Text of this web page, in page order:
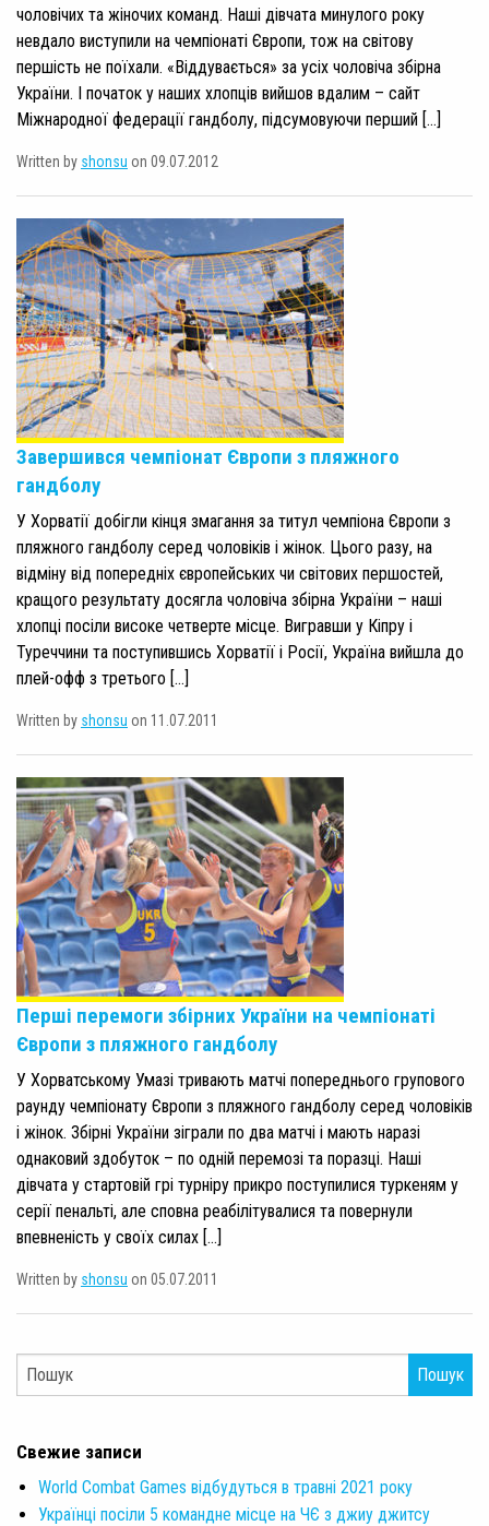
чоловічих та жіночих команд. Наші дівчата минулого року
невдало виступили на чемпіонаті Європи, тож на світову
першість не поїхали. «Віддувається» за усіх чоловіча збірна
України. І початок у наших хлопців вийшов вдалим – сайт
Міжнародної федерації гандболу, підсумовуючи перший […]
Written by shonsu on 09.07.2012
Завершився чемпіонат Європи з пляжного
гандболу
У Хорватії добігли кінця змагання за титул чемпіона Європи з
пляжного гандболу серед чоловіків і жінок. Цього разу, на
відміну від попередніх європейських чи світових першостей,
кращого результату досягла чоловіча збірна України – наші
хлопці посіли високе четверте місце. Вигравши у Кіпру і
Туреччини та поступившись Хорватії і Росії, Україна вийшла до
плей-офф з третього […]
Written by shonsu on 11.07.2011
Перші перемоги збірних України на чемпіонаті
Європи з пляжного гандболу
У Хорватському Умазі тривають матчі попереднього групового
раунду чемпіонату Європи з пляжного гандболу серед чоловіків
і жінок. Збірні України зіграли по два матчі і мають наразі
однаковий здобуток – по одній перемозі та поразці. Наші
дівчата у стартовій грі турніру прикро поступилися туркеням у
серії пенальті, але сповна реабілітувалися та повернули
впевненість у своїх силах […]
Written by shonsu on 05.07.2011
Пошук
Свежие записи
World Combat Games відбудуться в травні 2021 року
Українці посіли 5 командне місце на ЧЄ з джиу джитсу